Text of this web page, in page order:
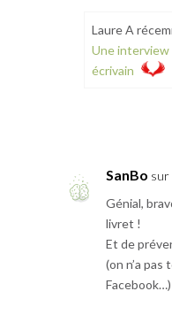
Laure A
Une interview
écrivain
SanBo sur
Génial,
livret !
Et de
(on n’a
Facebook…)